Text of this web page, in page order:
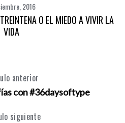
2016
O EL MIEDO A VIVIR LA
VIDA
anterior
con #36daysoftype
siguiente